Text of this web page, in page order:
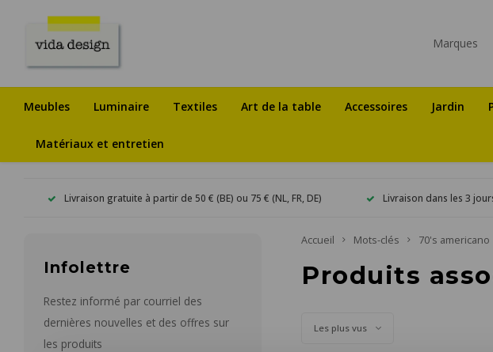
Marques
Meubles Luminaire Textiles Art de la table Accessoires Jardin
Matériaux et entretien
Livraison gratuite à partir de 50 € (BE) ou 75 € (NL, FR, DE) Livraison dans les 3
Infolettre
Restez informé par courriel des
dernières nouvelles et des offres sur
les produits
Accueil Mots-clés 70's americano
Produits
Les plus vus